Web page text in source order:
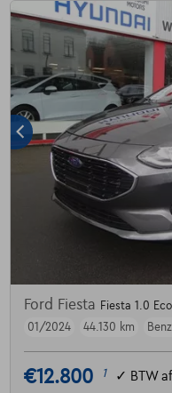
Ford Fiesta Fiesta 1.0
01/2024
44.130 km
€12.800 1 ✓ BTW